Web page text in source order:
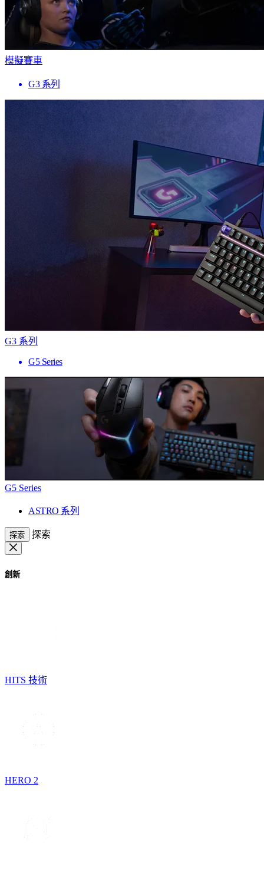
模擬賽車
G3 系列
G3 系列
G5 Series
G5 Series
ASTRO 系列
探索 探索
創新
HITS 技術
HERO 2